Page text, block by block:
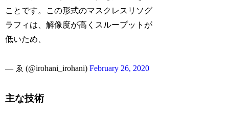
ことです。この形式のマスクレスリソグ
ラフィは、解像度が高くスループットが
低いため、
— ゑ (@irohani_irohani)February 26, 2020
主な技術